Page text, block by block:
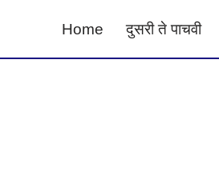
Home दुसरी ते पाचवी